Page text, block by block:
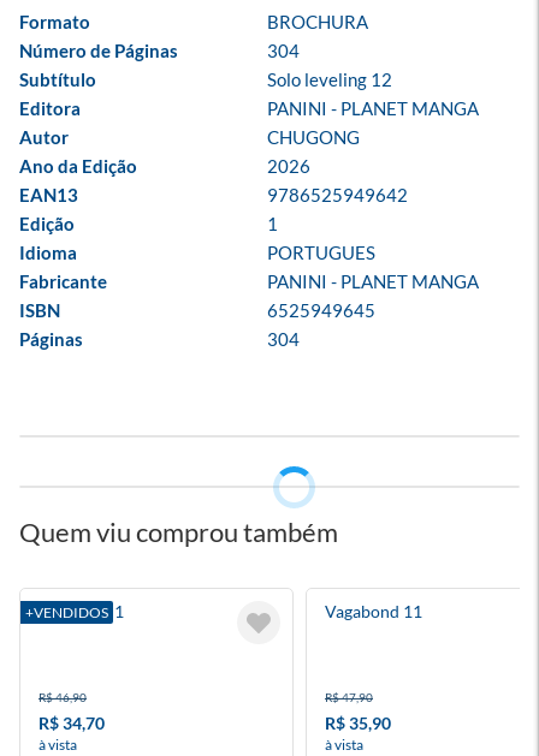
Formato
BROCHURA
Número de Páginas
304
Subtítulo
Solo leveling 12
Editora
PANINI - PLANET MANGA
Autor
CHUGONG
Ano da Edição
2026
EAN13
9786525949642
Edição
1
Idioma
PORTUGUES
Fabricante
PANINI - PLANET MANGA
ISBN
6525949645
Páginas
304
Quem viu comprou também
+VENDIDOS
Blue Lock 1
R$ 46,90
R$ 34,70
à vista
Vagabond 11
R$ 47,90
R$ 35,90
à vista